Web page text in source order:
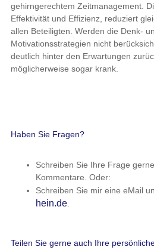
gehirngerechtem Zeitmanagement.
Effektivität und Effizienz, reduziert
allen Beteiligten. Werden die Denk-
Motivationsstrategien nicht
deutlich hinter den Erwartungen
möglicherweise sogar krank.
Haben Sie Fragen?
Schreiben Sie Ihre Frage
Kommentare. Oder:
Schreiben Sie mir eine eMail
hein.de.
Teilen Sie gerne auch Ihre